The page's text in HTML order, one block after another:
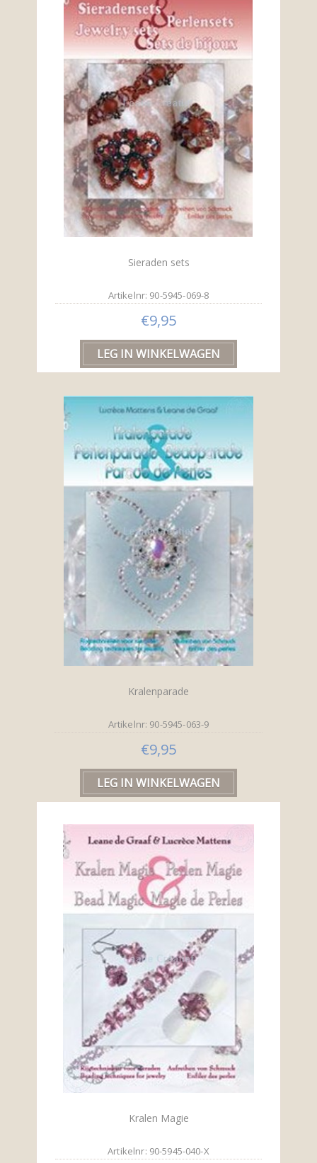
Sieraden sets
Artikelnr: 90-5945-069-8
€9,95
Kralenparade
Artikelnr: 90-5945-063-9
€9,95
Kralen Magie
Artikelnr: 90-5945-040-X